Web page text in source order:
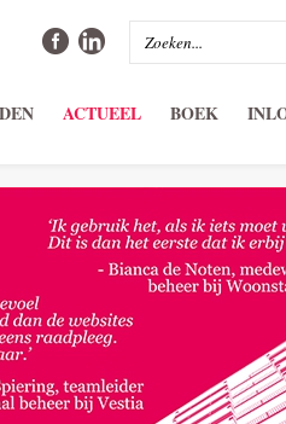
ACTUEEL BOEK